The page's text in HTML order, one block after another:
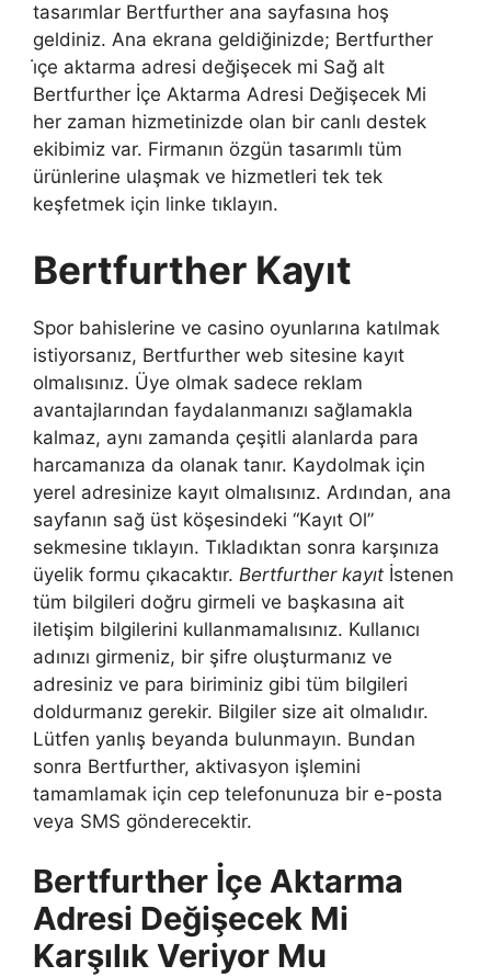
tasarımlar Bertfurther ana sayfasına hoş
geldiniz. Ana ekrana geldiğinizde; Bertfurther
i̇çe aktarma adresi değişecek mi Sağ alt
Bertfurther İçe Aktarma Adresi Değişecek Mi
her zaman hizmetinizde olan bir canlı destek
ekibimiz var. Firmanın özgün tasarımlı tüm
ürünlerine ulaşmak ve hizmetleri tek tek
keşfetmek için linke tıklayın.
Bertfurther Kayıt
Spor bahislerine ve casino oyunlarına katılmak
istiyorsanız, Bertfurther web sitesine kayıt
olmalısınız. Üye olmak sadece reklam
avantajlarından faydalanmanızı sağlamakla
kalmaz, aynı zamanda çeşitli alanlarda para
harcamanıza da olanak tanır. Kaydolmak için
yerel adresinize kayıt olmalısınız. Ardından, ana
sayfanın sağ üst köşesindeki “Kayıt Ol”
sekmesine tıklayın. Tıkladıktan sonra karşınıza
üyelik formu çıkacaktır. Bertfurther kayıt İstenen
tüm bilgileri doğru girmeli ve başkasına ait
iletişim bilgilerini kullanmamalısınız. Kullanıcı
adınızı girmeniz, bir şifre oluşturmanız ve
adresiniz ve para biriminiz gibi tüm bilgileri
doldurmanız gerekir. Bilgiler size ait olmalıdır.
Lütfen yanlış beyanda bulunmayın. Bundan
sonra Bertfurther, aktivasyon işlemini
tamamlamak için cep telefonunuza bir e-posta
veya SMS gönderecektir.
Bertfurther İçe Aktarma
Adresi Değişecek Mi
Karşılık Veriyor Mu